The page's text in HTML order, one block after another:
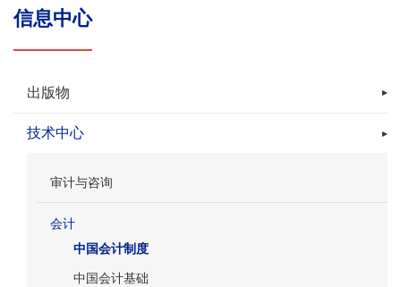
信息中心
出版物
技术中心
审计与咨询
会计
中国会计制度
中国会计基础